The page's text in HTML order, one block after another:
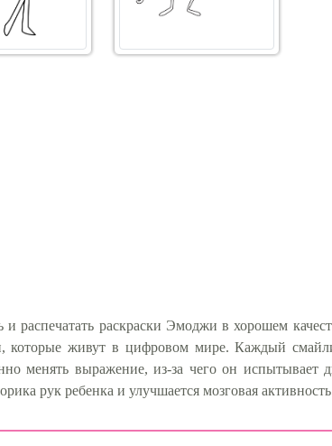
распечатать раскраски Эмоджи в хорошем
которые живут в цифровом мире. Каждый
менять выражение, из-за чего он
рук ребенка и улучшается мозговая